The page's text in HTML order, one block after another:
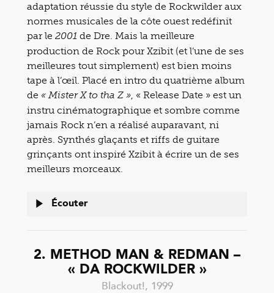
adaptation réussie du style de Rockwilder aux
normes musicales de la côte ouest redéfinit
par le 2001 de Dre. Mais la meilleure
production de Rock pour Xzibit (et l’une de ses
meilleures tout simplement) est bien moins
tape à l’œil. Placé en intro du quatrième album
de « Mister X to tha Z », « Release Date » est un
instru cinématographique et sombre comme
jamais Rock n’en a réalisé auparavant, ni
après. Synthés glaçants et riffs de guitare
grinçants ont inspiré Xzibit à écrire un de ses
meilleurs morceaux.
Écouter
2. METHOD MAN & REDMAN –
« DA ROCKWILDER »
Blackout!, 1999